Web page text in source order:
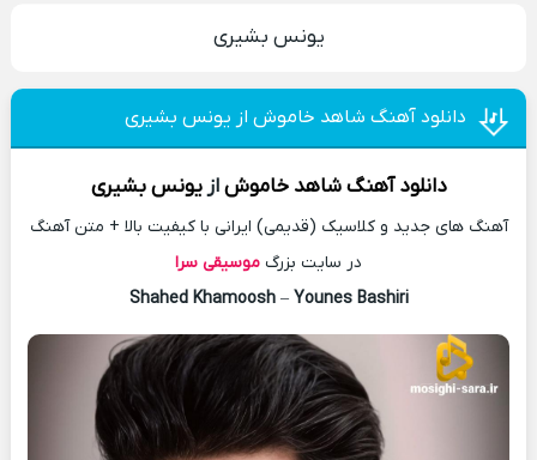
یونس بشیری
دانلود آهنگ شاهد خاموش از یونس بشیری
دانلود آهنگ شاهد خاموش ازیونس بشیری
آهنگ های جدید و کلاسیک (قدیمی) ایرانی با کیفیت بالا + متن آهنگ
در سایت بزرگ موسیقی سرا
Shahed Khamoosh– Younes Bashiri